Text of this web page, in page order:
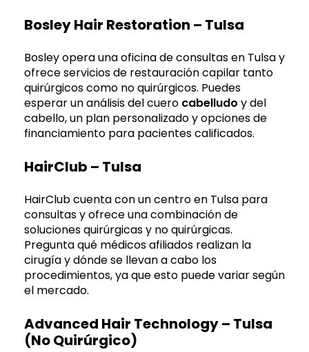
Bosley Hair Restoration – Tulsa
Bosley opera una oficina de consultas en Tulsa y
ofrece servicios de restauración capilar tanto
quirúrgicos como no quirúrgicos. Puedes
esperar un análisis del cuero cabelludo y del
cabello, un plan personalizado y opciones de
financiamiento para pacientes calificados.
HairClub – Tulsa
HairClub cuenta con un centro en Tulsa para
consultas y ofrece una combinación de
soluciones quirúrgicas y no quirúrgicas.
Pregunta qué médicos afiliados realizan la
cirugía y dónde se llevan a cabo los
procedimientos, ya que esto puede variar según
el mercado.
Advanced Hair Technology – Tulsa
(no Quirúrgico)